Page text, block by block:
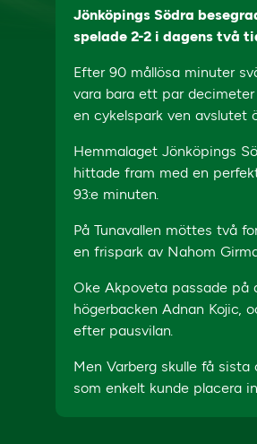
Jönköpings Södra
spelade 2-2 i dagens två
Efter 90 mållösa minuter
vara bara ett par
en cykelspark ven avslutet
Hemmalaget Jönköpings
hittade fram med en
93:e minuten.
På Tunavallen möttes två
en frispark av Nahom
Oke Akpoveta passade på
högerbacken Adnan Kojic,
efter pausvilan.
Men Varberg skulle få
som enkelt kunde placera